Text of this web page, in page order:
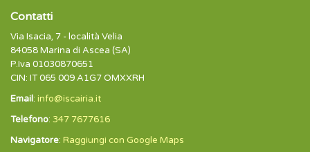
Contatti
Via Isacia, 7 - località Velia
84058 Marina di Ascea (SA)
P.Iva 01030870651
CIN: IT 065 009 A1G7 OMXXRH
Email: info@iscairia.it
Telefono: 347 7677616
Navigatore: Raggiungi con Google Maps